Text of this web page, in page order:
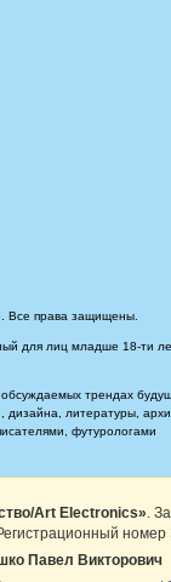
Все права защищены.
для лиц младше 18-ти
трендах
дизайна, литературы,
футурологами
Art Electronics» .
Павел Викторович